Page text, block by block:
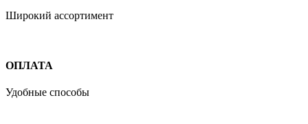
Широкий ассортимент
ОПЛАТА
Удобные способы